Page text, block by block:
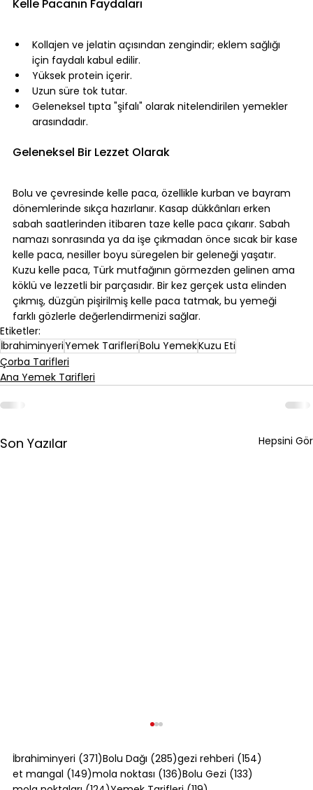
Kelle Pacanın Faydaları
Kollajen ve jelatin açısından zengindir; eklem sağlığı
için faydalı kabul edilir.
Yüksek protein içerir.
Uzun süre tok tutar.
Geleneksel tıpta "şifalı" olarak nitelendirilen yemekler
arasındadır.
Geleneksel Bir Lezzet Olarak
Bolu ve çevresinde kelle paca, özellikle kurban ve bayram
dönemlerinde sıkça hazırlanır. Kasap dükkânları erken
sabah saatlerinden itibaren taze kelle paca çıkarır. Sabah
namazı sonrasında ya da işe çıkmadan önce sıcak bir kase
kelle paca, nesiller boyu süregelen bir geleneği yaşatır.
Kuzu kelle paca, Türk mutfağının görmezden gelinen ama
köklü ve lezzetli bir parçasıdır. Bir kez gerçek usta elinden
çıkmış, düzgün pişirilmiş kelle paca tatmak, bu yemeği
farklı gözlerle değerlendirmenizi sağlar.
Etiketler:
İbrahiminyeriYemek TarifleriBolu YemekKuzu Eti
Çorba Tarifleri
Ana Yemek Tarifleri
Son Yazılar Hepsini Gör
İbrahiminyeri (371)371 yazı
Bolu Dağı (285)285 yazı
gezi rehberi (154)
et mangal (149)149 yazı
mola noktası (136)136 yazı
Bolu Gezi (133)